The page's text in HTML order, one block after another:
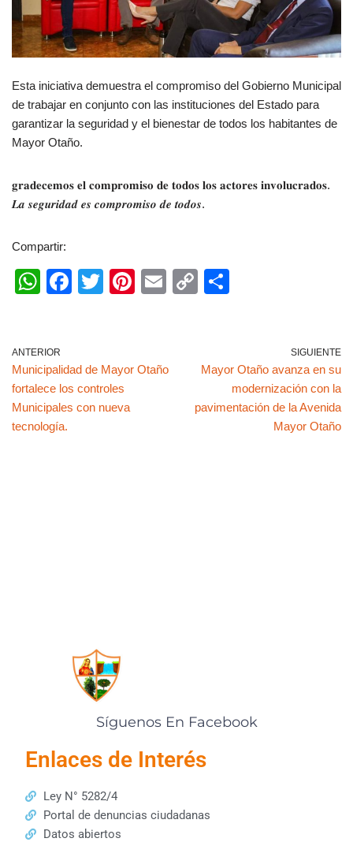
Esta iniciativa demuestra el compromiso del Gobierno Municipal
de trabajar en conjunto con las instituciones del Estado para
garantizar la seguridad y el bienestar de todos los habitantes de
Mayor Otaño.
𝐠𝐫𝐚𝐝𝐞𝐜𝐞𝐦𝐨𝐬 𝐞𝐥 𝐜𝐨𝐦𝐩𝐫𝐨𝐦𝐢𝐬𝐨 𝐝𝐞 𝐭𝐨𝐝𝐨𝐬 𝐥𝐨𝐬 𝐚𝐜𝐭𝐨𝐫𝐞𝐬 𝐢𝐧𝐯𝐨𝐥𝐮𝐜𝐫𝐚𝐝𝐨𝐬.
𝑳𝒂 𝒔𝒆𝒈𝒖𝒓𝒊𝒅𝒂𝒅 𝒆𝒔 𝒄𝒐𝒎𝒑𝒓𝒐𝒎𝒊𝒔𝒐 𝒅𝒆 𝒕𝒐𝒅𝒐𝒔.
Compartir:
W
s
A
p
p
F
b
o
T
Pi
st
E
C
Li
n
ar
tir
ANTERIOR
Municipalidad de Mayor Otaño
fortalece los controles
Municipales con nueva
tecnología.
SIGUIENTE
Mayor Otaño avanza en su
modernización con la
pavimentación de la Avenida
Mayor Otaño
Síguenos En Facebook
Enlaces de Interés
Ley N° 5282/4
Portal de denuncias ciudadanas
Datos abiertos